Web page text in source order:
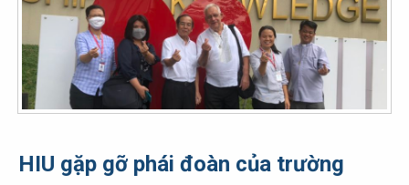
HIU gặp gỡ phái đoàn của trường